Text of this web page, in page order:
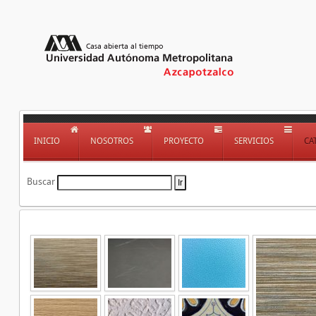
INICIO NOSOTROS PROYECTO SERVICIOS
Buscar